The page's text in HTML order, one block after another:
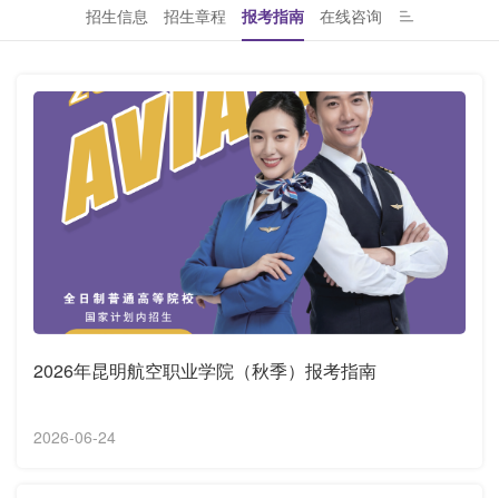
招生信息 招生章程 报考指南 在线咨询
2026年昆明航空职业学院（秋季）报考指南
2026-06-24